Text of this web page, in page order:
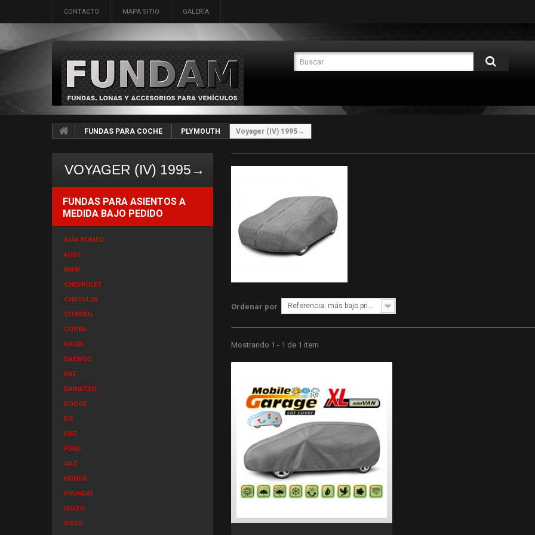
CONTACTO MAPA SITIO GALERÍA
FUNDAS PARA COCHE PLYMOUTH Voyager (IV) 1995→
VOYAGER (IV) 1995→
FUNDAS PARA ASIENTOS A
MEDIDA BAJO PEDIDO
ALFA ROMEO
AUDI
BMW
CHEVROLET
CHRYSLER
CITROEN
CUPRA
DACIA
DAEWOO
DAF
DAIHATSU
DODGE
DS
FIAT
FORD
GAZ
HONDA
HYUNDAI
ISUZU
IVECO
Ordenar por Referencia: más bajo primero
Mostrando 1 - 1 de 1 item